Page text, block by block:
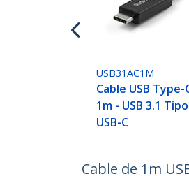
USB31AC1M
Cable USB Type-
1m - USB 3.1
USB-C
Cable de 1m